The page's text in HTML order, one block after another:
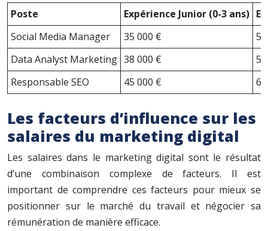
Poste Expérience Junior (0-3 ans)
Social Media Manager
35 000 €
Data Analyst Marketing 38 000 €
Responsable SEO
45 000 €
Les facteurs d’influence sur les
salaires du marketing digital
Les salaires dans le marketing digital sont le résultat
d’une combinaison complexe de facteurs. Il est
important de comprendre ces facteurs pour mieux se
positionner sur le marché du travail et négocier sa
rémunération de manière efficace.